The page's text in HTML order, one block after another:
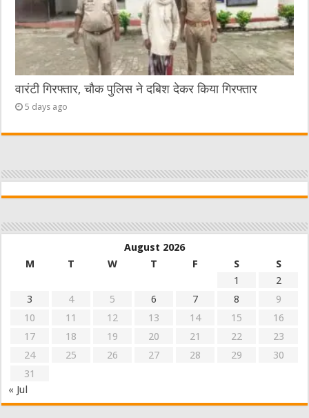
वारंटी गिरफ्तार, चौक पुलिस ने दबिश देकर किया गिरफ्तार
5 days ago
August 2026
M
T W T F S
S
1
2
3
4 5 6 7 8
9
10
11 12 13 14 15
16
17
18 19 20 21 22
23
24
25 26 27 28 29
30
31
« Jul